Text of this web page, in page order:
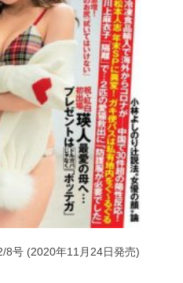
8号 (2020年11月24日発売)